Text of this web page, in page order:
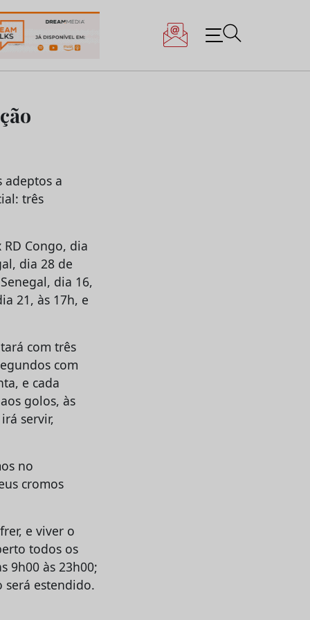
adeptos a
três
Congo, dia
dia 28 de
dia 16,
21, às 17h, e
com três
com
e cada
golos, às
servir,
no
cromos
e viver o
todos os
9h00 às 23h00;
será estendido.